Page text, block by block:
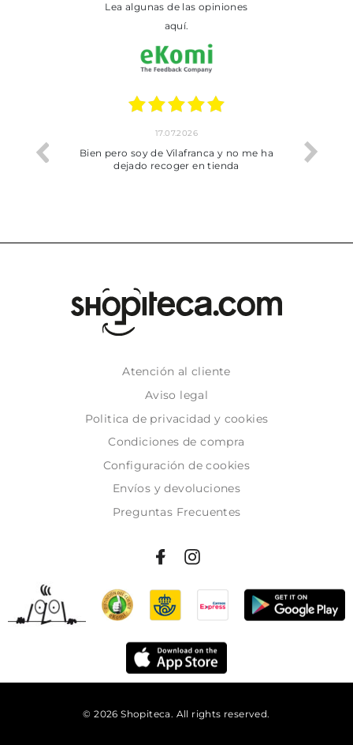
Lea algunas de las opiniones
aquí.
trobat
17.07.2026
Bien pero soy de Vilafranca y no me ha
dejado recoger en tienda
Atención al cliente
Aviso legal
Politica de privacidad y cookies
Condiciones de compra
Configuración de cookies
Envíos y devoluciones
Preguntas Frecuentes
© 2026 Shopiteca. All rights reserved.